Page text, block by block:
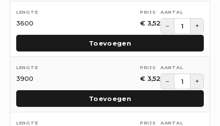
3600 € 3,52 − +
Toevoegen
3900 € 3,52 − +
Toevoegen